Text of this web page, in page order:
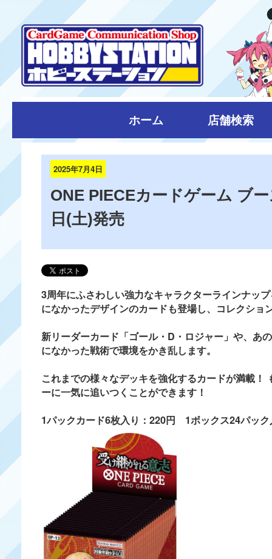
ホーム 店舗検索
2025年7月4日
ONE PIECEカードゲーム ブ
日(土)発売
3周年にふさわしい強力なキャラクターラインナッ
になかったデザインのカードも登場し、コレクショ
新リーダーカード「ゴール・D・ロジャー」や、あ
になかった戦術で環境をかき乱します。
これまでの様々なデッキを強化するカードが満載
ーに一気に追いつくことができます！
1パックカード6枚入り：220円 1ボックス24パッ